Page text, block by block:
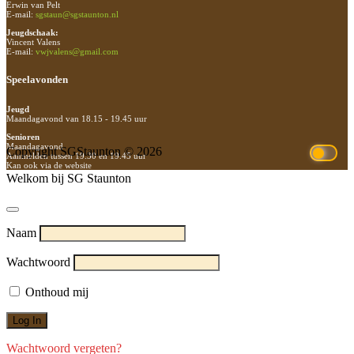
Erwin van Pelt
E-mail: sgstaun@sgstaunton.nl
Jeugdschaak:
Vincent Valens
E-mail: vwjvalens@gmail.com
Speelavonden
Jeugd
Maandagavond van 18.15 - 19.45 uur
Senioren
Maandagavond
Aanmelden tussen 19.30 en 19.45 uur
Kan ook via de website
Copyright SGStaunton © 2026
Welkom bij SG Staunton
Naam
Wachtwoord
Onthoud mij
Wachtwoord vergeten?